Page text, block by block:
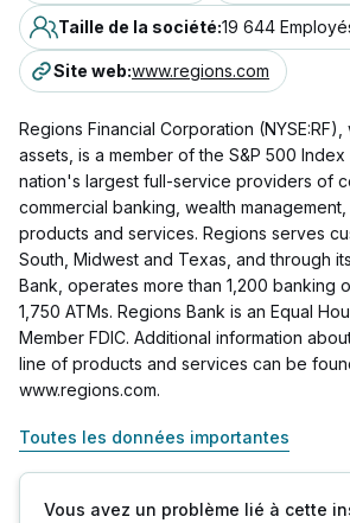
Taille de la société:19 644
Site web:www.regions.com
Regions Financial Corporation (NYSE:RF),
assets, is a member of the S&P 500
nation's largest full-service providers of
commercial banking, wealth
products and services. Regions serves
South, Midwest and Texas, and through
Bank, operates more than 1,200 banking
1,750 ATMs. Regions Bank is an Equal
Member FDIC. Additional information
line of products and services can be
www.regions.com.
Toutes les données importantes
Vous avez un problème lié à cette